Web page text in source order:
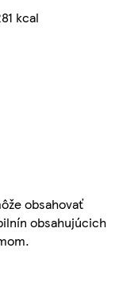
kcal
obsahovať
obsahujúcich